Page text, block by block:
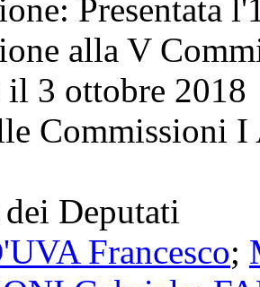
Presentata
alla V
il 3 ottobre 2018
Deputati
Francesco;